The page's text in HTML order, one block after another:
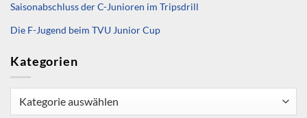
Saisonabschluss der C-Junioren im Tripsdrill
Die F-Jugend beim TVU Junior Cup
Kategorien